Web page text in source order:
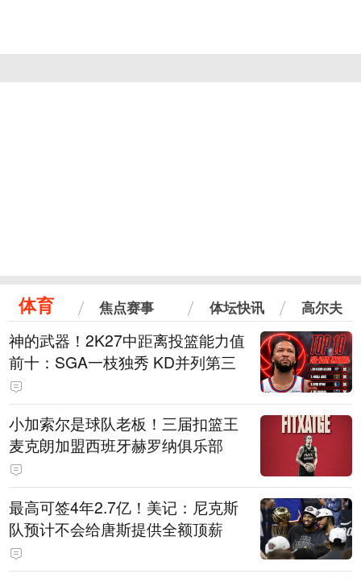
体育 焦点赛事 体坛快讯 高尔夫
神的武器！2K27中距离投篮能力值
前十：SGA一枝独秀 KD并列第三
小加索尔是球队老板！三届扣篮王
麦克朗加盟西班牙赫罗纳俱乐部
最高可签4年2.7亿！美记：尼克斯
队预计不会给唐斯提供全额顶薪